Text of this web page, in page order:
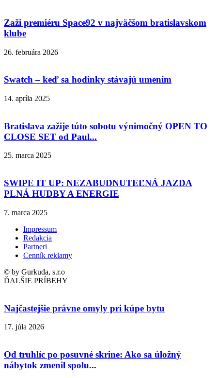
Zaži premiéru Space92 v najväčšom bratislavskom
klube
26. februára 2026
Swatch – keď sa hodinky stávajú umením
14. apríla 2025
Bratislava zažije túto sobotu výnimočný OPEN TO
CLOSE SET od Paul...
25. marca 2025
SWIPE IT UP: NEZABUDNUTEĽNÁ JAZDA
PLNÁ HUDBY A ENERGIE
7. marca 2025
Impressum
Redakcia
Partneri
Cenník reklamy
© by Gurkuda, s.r.o
ĎALŠIE PRÍBEHY
Najčastejšie právne omyly pri kúpe bytu
17. júla 2026
Od truhlíc po posuvné skrine: Ako sa úložný
nábytok zmenil spolu...